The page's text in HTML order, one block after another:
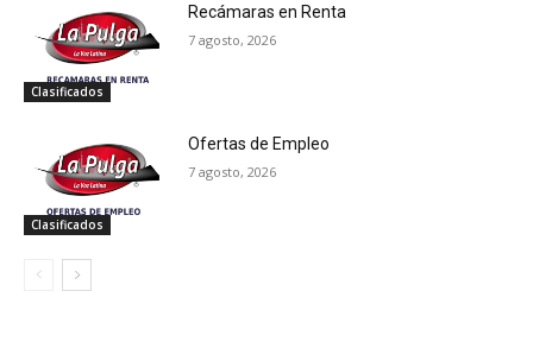
Clasificados
Recámaras en Renta
7 agosto, 2026
Clasificados
Ofertas de Empleo
7 agosto, 2026